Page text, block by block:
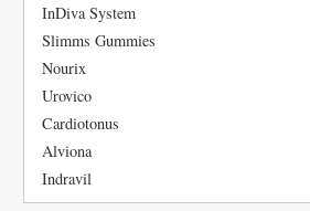
InDiva System
Slimms Gummies
Nourix
Urovico
Cardiotonus
Alviona
Indravil